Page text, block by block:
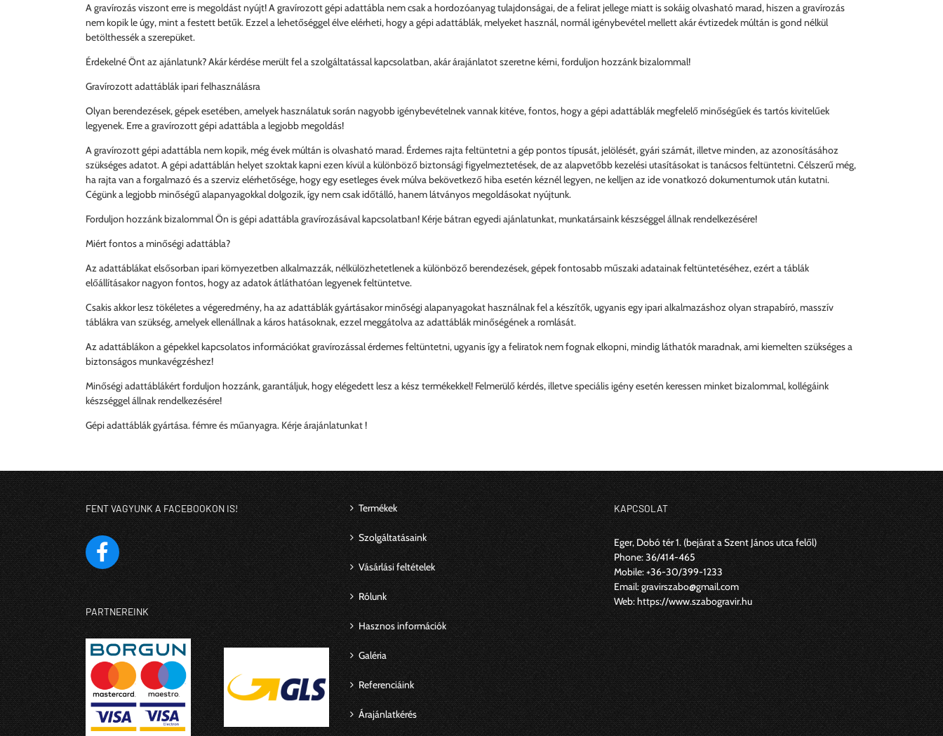
A gravírozás viszont erre is megoldást nyújt! A gravírozott gépi adattábla nem csak a hordozóanyag tulajdonságai, de a felirat jellege miatt is sokáig olvasható marad, hiszen a gravírozás
nem kopik le úgy, mint a festett betűk. Ezzel a lehetőséggel élve elérheti, hogy a gépi adattáblák, melyeket használ, normál igénybevétel mellett akár évtizedek múltán is gond nélkül
betölthessék a szerepüket.
Érdekelné Önt az ajánlatunk? Akár kérdése merült fel a szolgáltatással kapcsolatban, akár árajánlatot szeretne kérni, forduljon hozzánk bizalommal!
Gravírozott adattáblák ipari felhasználásra
Olyan berendezések, gépek esetében, amelyek használatuk során nagyobb igénybevételnek vannak kitéve, fontos, hogy a gépi adattáblák megfelelő minőségűek és tartós kivitelűek
legyenek. Erre a gravírozott gépi adattábla a legjobb megoldás!
A gravírozott gépi adattábla nem kopik, még évek múltán is olvasható marad. Érdemes rajta feltüntetni a gép pontos típusát, jelölését, gyári számát, illetve minden, az azonosításához
szükséges adatot. A gépi adattáblán helyet szoktak kapni ezen kívül a különböző biztonsági figyelmeztetések, de az alapvetőbb kezelési utasításokat is tanácsos feltüntetni. Célszerű még,
ha rajta van a forgalmazó és a szerviz elérhetősége, hogy egy esetleges évek múlva bekövetkező hiba esetén kéznél legyen, ne kelljen az ide vonatkozó dokumentumok után kutatni.
Cégünk a legjobb minőségű alapanyagokkal dolgozik, így nem csak időtálló, hanem látványos megoldásokat nyújtunk.
Forduljon hozzánk bizalommal Ön is gépi adattábla gravírozásával kapcsolatban! Kérje bátran egyedi ajánlatunkat, munkatársaink készséggel állnak rendelkezésére!
Miért fontos a minőségi adattábla?
Az adattáblákat elsősorban ipari környezetben alkalmazzák, nélkülözhetetlenek a különböző berendezések, gépek fontosabb műszaki adatainak feltüntetéséhez, ezért a táblák
előállításakor nagyon fontos, hogy az adatok átláthatóan legyenek feltüntetve.
Csakis akkor lesz tökéletes a végeredmény, ha az adattáblák gyártásakor minőségi alapanyagokat használnak fel a készítők, ugyanis egy ipari alkalmazáshoz olyan strapabíró, masszív
táblákra van szükség, amelyek ellenállnak a káros hatásoknak, ezzel meggátolva az adattáblák minőségének a romlását.
Az adattáblákon a gépekkel kapcsolatos információkat gravírozással érdemes feltüntetni, ugyanis így a feliratok nem fognak elkopni, mindig láthatók maradnak, ami kiemelten szükséges a
biztonságos munkavégzéshez!
Minőségi adattáblákért forduljon hozzánk, garantáljuk, hogy elégedett lesz a kész termékekkel! Felmerülő kérdés, illetve speciális igény esetén keressen minket bizalommal, kollégáink
készséggel állnak rendelkezésére!
Gépi adattáblák gyártása. fémre és műanyagra. Kérje árajánlatunkat !
FENT VAGYUNK A FACEBOOKON IS!
PARTNEREINK
Termékek
Szolgáltatásaink
Vásárlási feltételek
Rólunk
Hasznos információk
Galéria
Referenciáink
Árajánlatkérés
KAPCSOLAT
Eger, Dobó tér 1.(bejárat a Szent János utca felől)
Phone:36/414-465
Mobile:+36-30/399-1233
Email:gravirszabo@gmail.com
Web:https://www.szabogravir.hu